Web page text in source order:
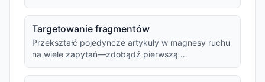
Targetowanie fragmentów
Przekształć pojedyncze artykuły w magnesy ruchu
na wiele zapytań—zdobądź pierwszą …